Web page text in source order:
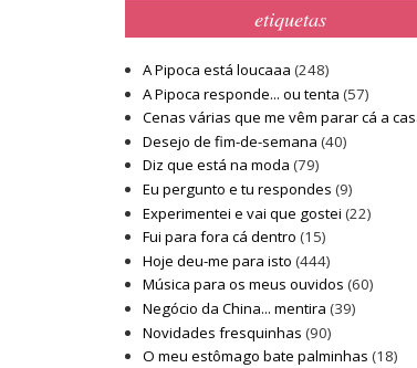
etiquetas
A Pipoca está loucaaa (248)
A Pipoca responde... ou tenta (57)
Cenas várias que me vêm parar cá a
Desejo de fim-de-semana (40)
Diz que está na moda (79)
Eu pergunto e tu respondes (9)
Experimentei e vai que gostei (22)
Fui para fora cá dentro (15)
Hoje deu-me para isto (444)
Música para os meus ouvidos (60)
Negócio da China... mentira (39)
Novidades fresquinhas (90)
O meu estômago bate palminhas (18)